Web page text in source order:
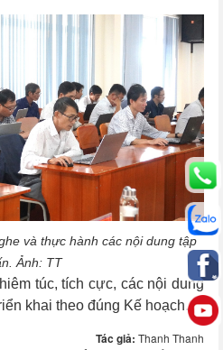
và thực hành các nội dung tập
Ảnh: TT
túc, tích cực, các nội dung
khai theo đúng Kế hoạch.
Tác giả: Thanh Thanh